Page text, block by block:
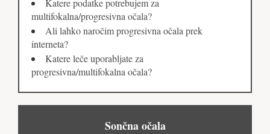
Katere podatke potrebujem za
multifokalna/progresivna očala?
Ali lahko naročim progresivna očala prek
interneta?
Katere leče uporabljate za
progresivna/multifokalna očala?
Sončna očala